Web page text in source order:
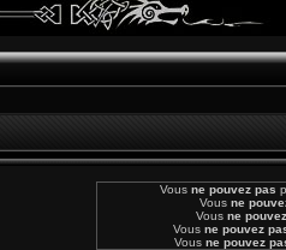
Vous ne pouvez pas
Vous ne
Vous ne
Vous ne pouvez
Vous ne pouvez